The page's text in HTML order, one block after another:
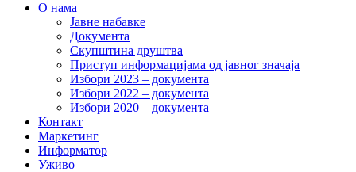
Председник Украјине Володимир Зеленски у званичној
посети Србији
СНС Крагујевац организовао превентивне прегледе на
Ђачком тргу
О нама
Јавне набавке
Документа
Скупштина друштва
Приступ информацијама од јавног значаја
Избори 2023 – документа
Избори 2022 – документа
Избори 2020 – документа
Контакт
Маркетинг
Информатор
Уживо